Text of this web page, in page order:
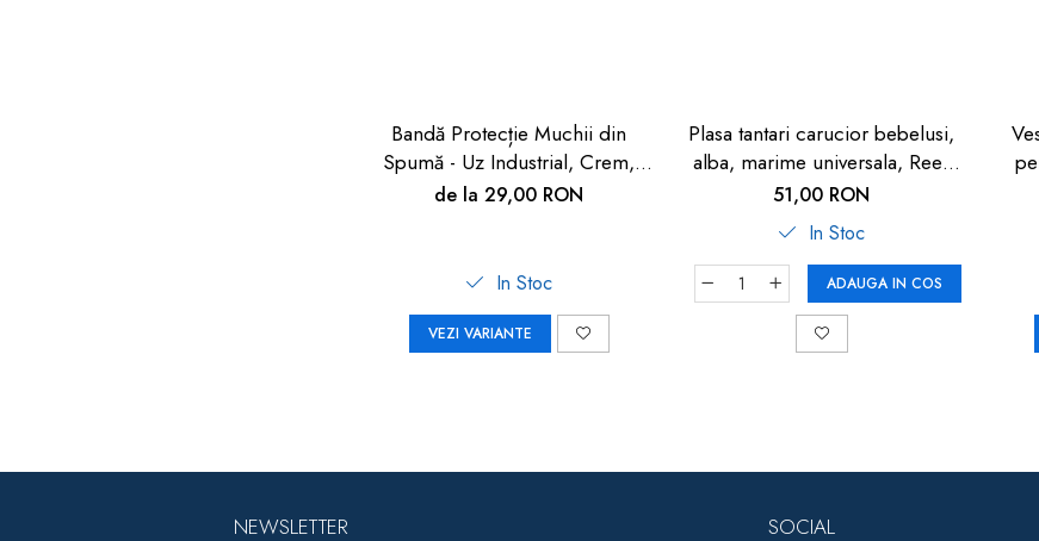
Bandă Protecție Muchii din
Spumă - Uz Industrial, Crem,
90cm | Car Boy Safety
de la 29,00 RON
In Stoc
VEZI VARIANTE
Plasa tantari carucior bebelusi,
alba, marime universala, Reer
BiteSafe
51,00 RON
In Stoc
ADAUGA IN COS
NEWSLETTER SOCIAL